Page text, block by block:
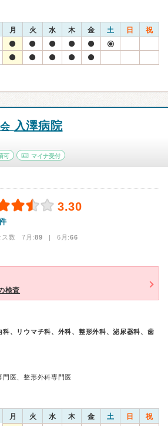
月 火 水 木 金 土 日 祝
入澤病院
可 マイナ受付
3.30
ス数 7月:89 | 6月:66
検査
科、リウマチ科、外科、整形外科、泌尿器科、歯
門医、整形外科専門医
月 火 水 木 金 土 日 祝